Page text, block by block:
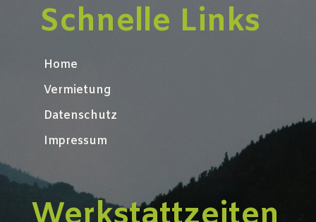
Schnelle Links
Home
Vermietung
Datenschutz
Impressum